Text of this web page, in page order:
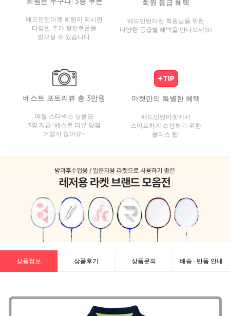
배드민턴마켓 회원이 되시면
다양한 추가 할인쿠폰을
받으실 수 있습니다.
회원 등급 혜택
배드민턴마켓 회원님을 위한
다양한 등급별 혜택을 만나보세요!
베스트 포토리뷰 총 3만원
매월 스타벅스 상품권
3명 지급! 베스트 리뷰 당첨
어렵지 않아요~
마켓만의 특별한 혜택
배드민턴마켓에서
스마트하게 쇼핑하기 위한
플러스 팁!
상품정보 상품후기 상품문의 배송 · 반품 안내